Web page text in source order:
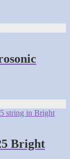
Bright